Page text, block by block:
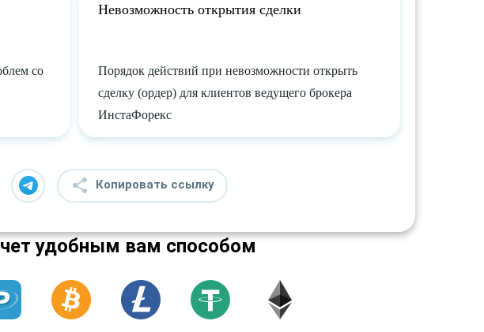
со
Невозможность открытия сделки
Порядок действий при невозможности открыть
сделку (ордер) для клиентов ведущего брокера
ИнстаФорекс
Копировать ссылку
удобным вам способом